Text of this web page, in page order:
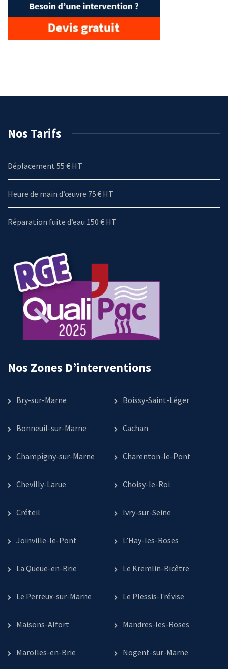
Nos Tarifs
Déplacement 55 € HT
Heure de main d’œuvre 75 € HT
Réparation fuite d’eau 150 € HT
Nos Zones D’interventions
Bry-sur-Marne Boissy-Saint-Léger
Bonneuil-sur-Marne Cachan
Champigny-sur-Marne Charenton-le-Pont
Chevilly-Larue Choisy-le-Roi
Créteil Ivry-sur-Seine
Joinville-le-Pont L’Haÿ-les-Roses
La Queue-en-Brie Le Kremlin-Bicêtre
Le Perreux-sur-Marne Le Plessis-Trévise
Maisons-Alfort Mandres-les-Roses
Marolles-en-Brie Nogent-sur-Marne